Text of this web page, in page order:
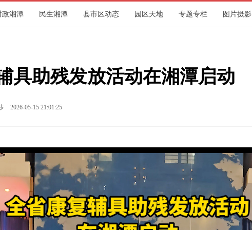
政湘潭 民生湘潭 县市区动态 园区天地 专题专栏 图片摄影
具助残发放活动在湘潭启动
2026-05-15 21:01:25